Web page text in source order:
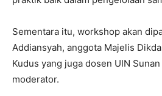
Sementara itu, workshop akan
Addiansyah, anggota Majelis
Kudus yang juga dosen UIN
moderator.